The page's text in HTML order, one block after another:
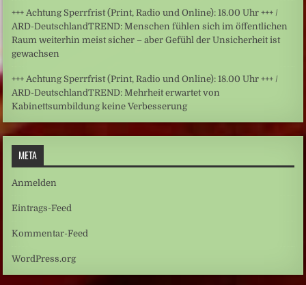
+++ Achtung Sperrfrist (Print, Radio und Online): 18.00 Uhr +++ /
ARD-DeutschlandTREND: Menschen fühlen sich im öffentlichen
Raum weiterhin meist sicher – aber Gefühl der Unsicherheit ist
gewachsen
+++ Achtung Sperrfrist (Print, Radio und Online): 18.00 Uhr +++ /
ARD-DeutschlandTREND: Mehrheit erwartet von
Kabinettsumbildung keine Verbesserung
META
Anmelden
Eintrags-Feed
Kommentar-Feed
WordPress.org